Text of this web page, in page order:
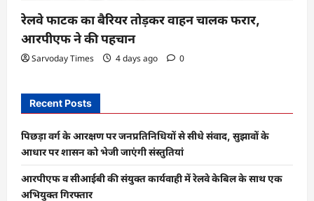
रेलवे फाटक का बैरियर तोड़कर वाहन चालक फरार,
आरपीएफ ने की पहचान
Sarvoday Times 4 days ago 0
Recent Posts
पिछड़ा वर्ग के आरक्षण पर जनप्रतिनिधियों से सीधे संवाद, सुझावों के
आधार पर शासन को भेजी जाएंगी संस्तुतियां
आरपीएफ व सीआईबी की संयुक्त कार्यवाही में रेलवे केबिल के साथ एक
अभियुक्त गिरफ्तार